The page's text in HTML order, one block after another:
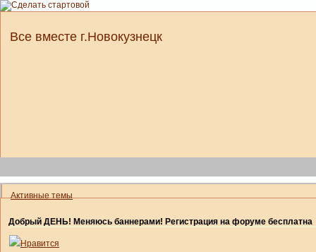
Все вместе г.Новокузнецк
Активные темы
Добрый ДЕНЬ! Меняюсь баннерами! Регистрация на форуме бесплатна
Нравится